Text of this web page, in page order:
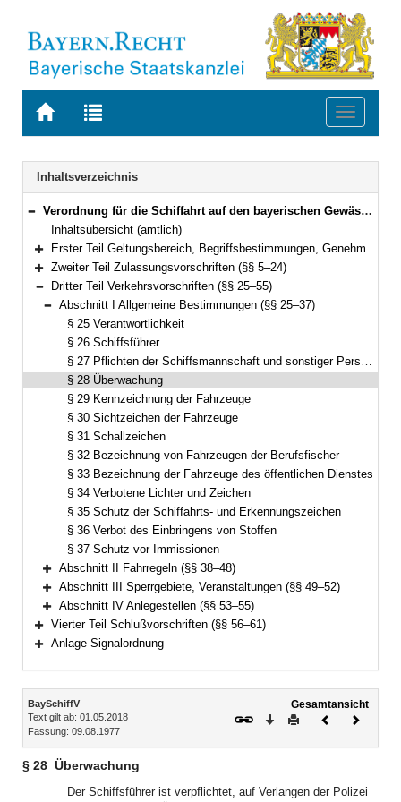
Zur
BAYERN.RECHT
Zur
letzten
Suche
Toggle
Navigation
Inhaltsverzeichnis
Bereich reduzieren
Verordnung für die Schiffahrt auf den bayerischen Gewässern (Bayerische Schifffahrtsverordnung – BaySchiffV) Vom 9. August 1977 (BayRS V S. 794) BayRS 95-5-B (§§ 1–61)
Inhaltsübersicht (amtlich)
Bereich erweitern
Erster Teil Geltungsbereich, Begriffsbestimmungen, Genehmigungspflicht (§§ 1–4)
Bereich erweitern
Zweiter Teil Zulassungsvorschriften (§§ 5–24)
Bereich reduzieren
Dritter Teil Verkehrsvorschriften (§§ 25–55)
Bereich reduzieren
Abschnitt I Allgemeine Bestimmungen (§§ 25–37)
§ 25 Verantwortlichkeit
§ 26 Schiffsführer
§ 27 Pflichten der Schiffsmannschaft und sonstiger Personen an Bord
§ 28 Überwachung
§ 29 Kennzeichnung der Fahrzeuge
§ 30 Sichtzeichen der Fahrzeuge
§ 31 Schallzeichen
§ 32 Bezeichnung von Fahrzeugen der Berufsfischer
§ 33 Bezeichnung der Fahrzeuge des öffentlichen Dienstes
§ 34 Verbotene Lichter und Zeichen
§ 35 Schutz der Schiffahrts- und Erkennungszeichen
§ 36 Verbot des Einbringens von Stoffen
§ 37 Schutz vor Immissionen
Bereich erweitern
Abschnitt II Fahrregeln (§§ 38–48)
Bereich erweitern
Abschnitt III Sperrgebiete, Veranstaltungen (§§ 49–52)
Bereich erweitern
Abschnitt IV Anlegestellen (§§ 53–55)
Bereich erweitern
Vierter Teil Schlußvorschriften (§§ 56–61)
Anlage Signalordnung
Inhalt
BaySchiffV
Text gilt ab: 01.05.2018
Fassung: 09.08.1977
Gesamtansicht
Download
DruckenVorheriges
§ 28 Überwachung
Der Schiffsführer ist verpflichtet, auf Verlangen der Polizei